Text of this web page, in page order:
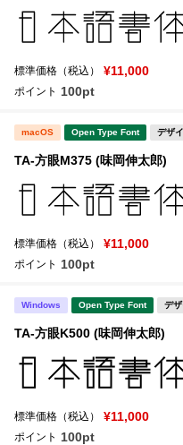
標準価格（税込） ¥11,000
ポイント 100pt
macOS Open Type Font デザ
TA-方眼M375 (味岡伸太郎)
標準価格（税込） ¥11,000
ポイント 100pt
Windows Open Type Font デ
TA-方眼K500 (味岡伸太郎)
標準価格（税込） ¥11,000
ポイント 100pt